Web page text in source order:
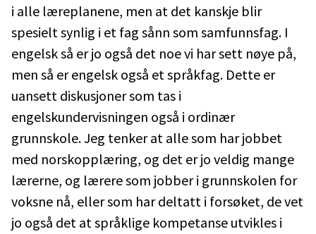
i alle læreplanene, men at det kanskje blir
spesielt synlig i et fag sånn som samfunnsfag. I
engelsk så er jo også det noe vi har sett nøye på,
men så er engelsk også et språkfag. Dette er
uansett diskusjoner som tas i
engelskundervisningen også i ordinær
grunnskole. Jeg tenker at alle som har jobbet
med norskopplæring, og det er jo veldig mange
lærerne, og lærere som jobber i grunnskolen for
voksne nå, eller som har deltatt i forsøket, de vet
jo også det at språklige kompetanse utvikles i